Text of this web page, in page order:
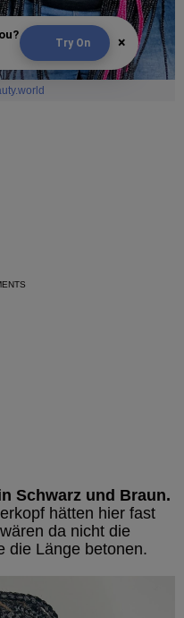
Try On ×
Schwarz und Braun.
hätten hier fast
da nicht die
die Länge betonen.